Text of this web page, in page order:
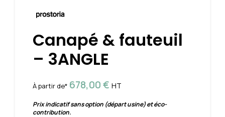
Canapé & fauteuil
– 3ANGLE
À partir de* 678,00€ HT
Prix indicatif sans option (départ usine) et éco-
contribution.